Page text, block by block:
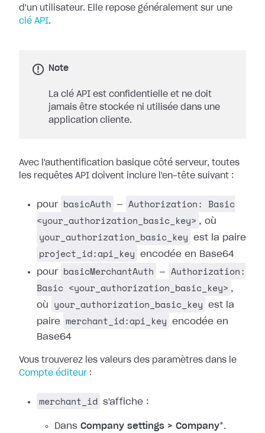
d'un utilisateur. Elle repose généralement sur une
clé API.
Note
La clé API est confidentielle et ne doit
jamais être stockée ni utilisée dans une
application cliente.
Avec l'authentification basique côté serveur, toutes
les requêtes API doivent inclure l'en-tête suivant :
pour basicAuth —
Authorization: Basic
<your_authorization_basic_key> , où
your_authorization_basic_key est la paire
project_id:api_key
encodée en Base64
pour basicMerchantAuth —
Authorization:
Basic <your_authorization_basic_key> ,
où
your_authorization_basic_key
est la
paire merchant_id:api_key
encodée en
Base64
Vous trouverez les valeurs des paramètres dans le
Compte éditeur :
merchant_id s'affiche :
Dans Company settings > Company*.